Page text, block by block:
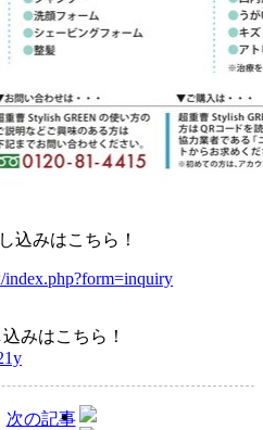
込みはこちら！
index.php?form=inquiry
みはこちら！
次の記事